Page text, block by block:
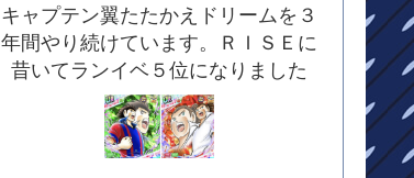
キャプテン翼たたかえドリームを３
年間やり続けています。ＲＩＳＥに
昔いてランイベ５位になりました